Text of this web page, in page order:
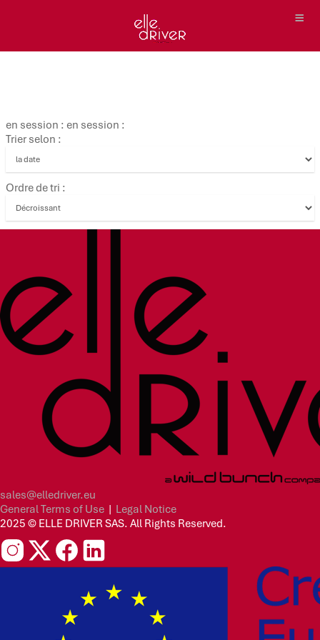
en session : en session :
Trier selon :
Ordre de tri :
sales@elledriver.eu
General Terms of Use | Legal Notice
2025 © ELLE DRIVER SAS. All Rights Reserved.